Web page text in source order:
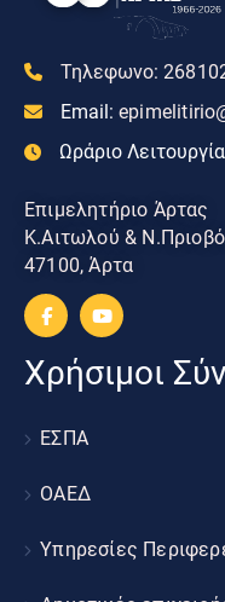
Τηλεφωνο:
Email:
Ωράριο
Επιμελητήριο Άρτας
Κ.Αιτωλού &
47100, Άρτα
Χρήσιμοι
ΕΣΠΑ
ΟΑΕΔ
Υπηρεσίες